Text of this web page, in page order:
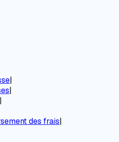
|
|
|
des frais|